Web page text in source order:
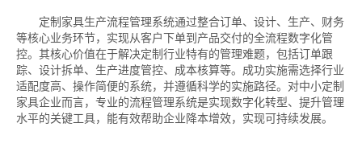
定制家具生产流程管理系统通过整合订单、设计、生产、财务
等核心业务环节，实现从客户下单到产品交付的全流程数字化管
控。其核心价值在于解决定制行业特有的管理难题，包括订单跟
踪、设计拆单、生产进度管控、成本核算等。成功实施需选择行业
适配度高、操作简便的系统，并遵循科学的实施路径。对中小定制
家具企业而言，专业的流程管理系统是实现数字化转型、提升管理
水平的关键工具，能有效帮助企业降本增效，实现可持续发展。